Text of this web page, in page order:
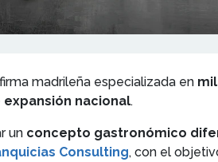
firma madrileña especializada en
expansión nacional.
un concepto gastronómico
Consulting, con el